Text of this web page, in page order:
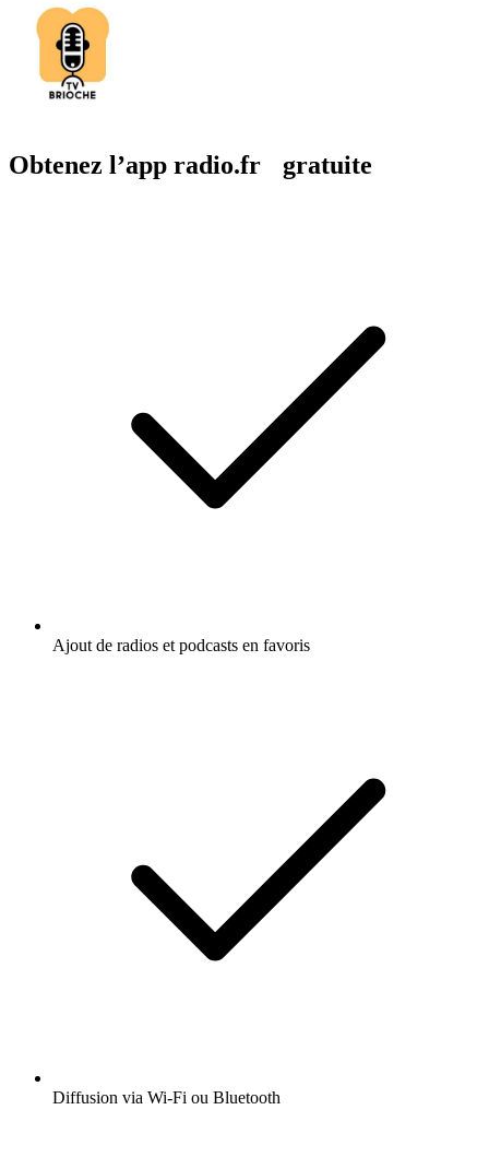
Obtenez l’app radio.fr gratuite
Ajout de radios et podcasts en favoris
Diffusion via Wi-Fi ou Bluetooth